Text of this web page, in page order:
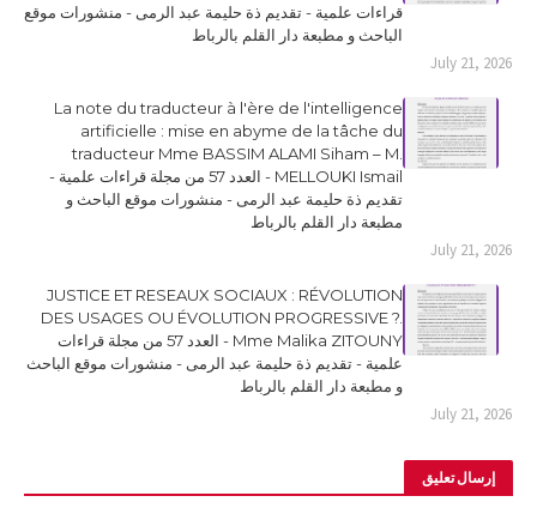
قراءات علمية - تقديم ذة حليمة عبد الرمى - منشورات موقع
الباحث و مطبعة دار القلم بالرباط
July 21, 2026
La note du traducteur à l'ère de l'intelligence
artificielle : mise en abyme de la tâche du
traducteur Mme BASSIM ALAMI Siham – M.
MELLOUKI Ismail - العدد 57 من مجلة قراءات علمية -
تقديم ذة حليمة عبد الرمى - منشورات موقع الباحث و
مطبعة دار القلم بالرباط
July 21, 2026
JUSTICE ET RESEAUX SOCIAUX : RÉVOLUTION
DES USAGES OU ÉVOLUTION PROGRESSIVE ?.
Mme Malika ZITOUNY - العدد 57 من مجلة قراءات
علمية - تقديم ذة حليمة عبد الرمى - منشورات موقع الباحث
و مطبعة دار القلم بالرباط
July 21, 2026
إرسال تعليق